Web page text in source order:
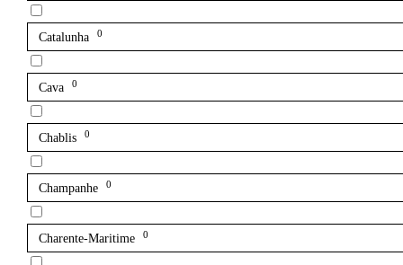
Catalunha 0
Cava 0
Chablis 0
Champanhe 0
Charente-Maritime 0